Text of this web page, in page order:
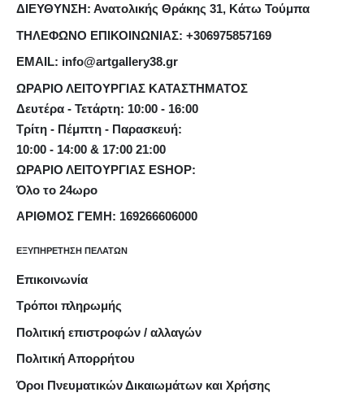
ΔΙΕΥΘΥΝΣΗ: Ανατολικής Θράκης 31, Κάτω Τούμπα
ΤΗΛΕΦΩΝΟ ΕΠΙΚΟΙΝΩΝΙΑΣ: +306975857169
EMAIL: info@artgallery38.gr
ΩΡΑΡΙΟ ΛΕΙΤΟΥΡΓΙΑΣ ΚΑΤΑΣΤΗΜΑΤΟΣ
Δευτέρα - Τετάρτη: 10:00 - 16:00
Τρίτη - Πέμπτη - Παρασκευή:
10:00 - 14:00 & 17:00 21:00
ΩΡΑΡΙΟ ΛΕΙΤΟΥΡΓΙΑΣ ESHOP:
Όλο το 24ωρο
ΑΡΙΘΜΟΣ ΓΕΜΗ: 169266606000
ΕΞΥΠΗΡΕΤΗΣΗ ΠΕΛΑΤΩΝ
Επικοινωνία
Τρόποι πληρωμής
Πολιτική επιστροφών / αλλαγών
Πολιτική Απορρήτου
Όροι Πνευματικών Δικαιωμάτων και Χρήσης